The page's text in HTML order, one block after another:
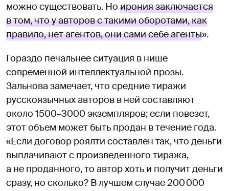
можно существовать. Но ирония заключается
в том, что у авторов с такими оборотами, как
правило, нет агентов, они сами себе агенты».
Гораздо печальнее ситуация в нише
современной интеллектуальной прозы.
Зальнова замечает, что средние тиражи
русскоязычных авторов в ней составляют
около 1500–3000 экземпляров; если повезет,
этот объем может быть продан в течение года.
«Если договор роялти составлен так, что деньги
выплачивают с произведенного тиража,
а не проданного, то автор хоть и получит деньги
сразу, но сколько? В лучшем случае 200 000